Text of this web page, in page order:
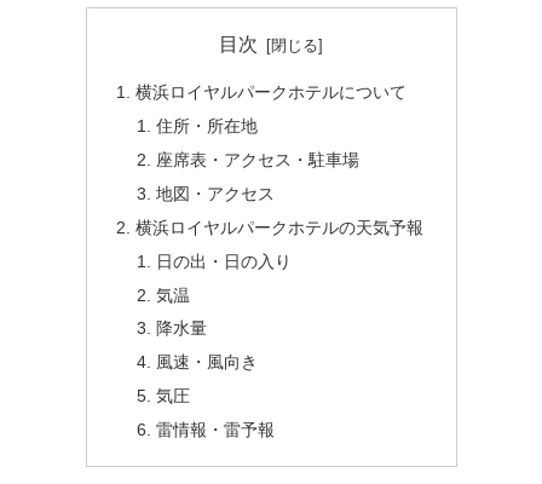
目次
横浜ロイヤルパークホテルについて
住所・所在地
座席表・アクセス・駐車場
地図・アクセス
横浜ロイヤルパークホテルの天気予報
日の出・日の入り
気温
降水量
風速・風向き
気圧
雷情報・雷予報